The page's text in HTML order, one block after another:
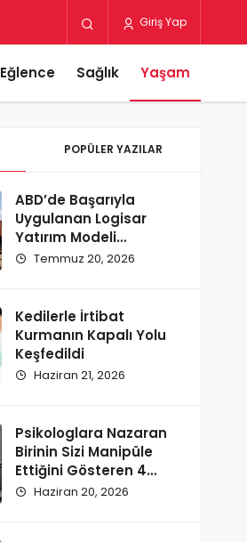
Giriş Yap
Eğlence Sağlık Yaşam
POPÜLER YAZILAR
ABD’de Başarıyla
Uygulanan Logisar
Yatırım Modeli
Türkiye’ye Geliyor
Temmuz 20, 2026
Kedilerle İrtibat
Kurmanın Kapalı Yolu
Keşfedildi
Haziran 21, 2026
Psikologlara Nazaran
Birinin Sizi Manipüle
Ettiğini Gösteren 4
Zımnî İşaret
Haziran 20, 2026